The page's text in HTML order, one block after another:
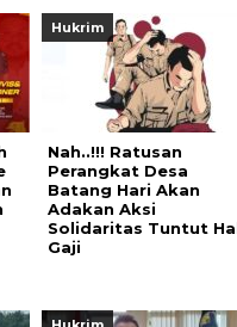
Hukrim
Nah..!!! Ratusan
Perangkat Desa
Batang Hari Akan
Adakan Aksi
Solidaritas Tuntut
Gaji